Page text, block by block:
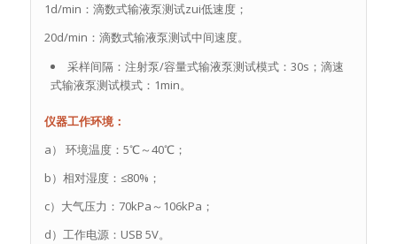
1d/min：滴数式输液泵测试zui低速度；
20d/min：滴数式输液泵测试中间速度。
采样间隔：注射泵/容量式输液泵测试模式：30s；滴速
式输液泵测试模式：1min。
仪器工作环境：
a） 环境温度：5℃～40℃；
b）相对湿度：≤80%；
c）大气压力：70kPa～106kPa；
d）工作电源：USB 5V。